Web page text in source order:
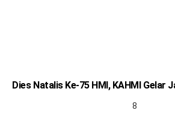
Dies Natalis Ke-75 HMI, KAHMI Gelar